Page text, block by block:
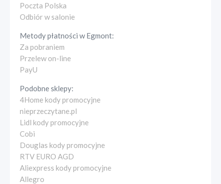
Poczta Polska
Odbiór w salonie
Metody płatności wEgmont:
Za pobraniem
Przelew on-line
PayU
Podobne sklepy:
4Home kody promocyjne
nieprzeczytane.pl
Lidl kody promocyjne
Cobi
Douglas kody promocyjne
RTV EURO AGD
Aliexpress kody promocyjne
Allegro